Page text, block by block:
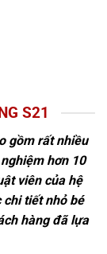
S21
gồm rất nhiều
hơn 10
viên của hệ
tiết nhỏ bé
hàng đã lựa